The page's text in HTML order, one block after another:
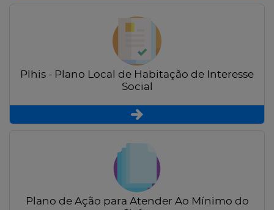
Plhis - Plano Local de Habitação de Interesse
Social
Plano de Ação para Atender Ao Mínimo do